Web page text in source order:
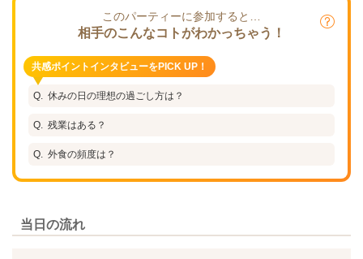
このパーティーに参加すると…
相手のこんなコトがわかっちゃう！
共感ポイントインタビューをPICK UP！
休みの日の理想の過ごし方は？
残業はある？
外食の頻度は？
当日の流れ